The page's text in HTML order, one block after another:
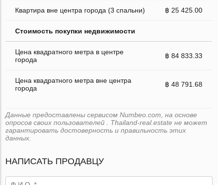
Квартира вне центра города (3 спальни) ฿ 25 425.00
Стоимость покупки недвижимости
Цена квадратного метра в центре
города
฿ 84 833.33
Цена квадратного метра вне центра
города
฿ 48 791.68
Данные предоставлены сервисом Numbeo.com, на основе
опросов своих пользователей . Thailand-real.estate не может
гарантировать достоверность и правильность этих
данных.
НАПИСАТЬ ПРОДАВЦУ